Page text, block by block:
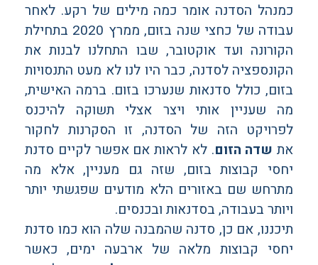
כמנהל הסדנה אומר כמה מילים של רקע. לאחר
עבודה של כחצי שנה בזום, ממרץ 2020 בתחילת
הקורונה ועד אוקטובר, שבו התחלנו לבנות את
הקונספציה לסדנה, כבר היו לנו לא מעט התנסויות
בזום, כולל סדנאות שנערכו בזום. ברמה האישית,
מה שעניין אותי ויצר אצלי תשוקה להיכנס
לפרויקט הזה של הסדנה, זו הסקרנות לחקור
את שדה הזום. לא לראות אם אפשר לקיים סדנת
יחסי קבוצות בזום, שזה גם מעניין, אלא מה
מתרחש שם באזורים הלא מודעים שפגשתי יותר
ויותר בעבודה, בסדנאות ובכנסים.
תיכננו, אם כן, סדנה שהמבנה שלה הוא כמו סדנת
יחסי קבוצות מלאה של ארבעה ימים, כאשר